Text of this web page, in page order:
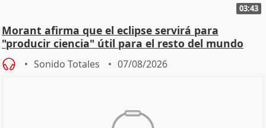
03:43
Morant afirma que el eclipse servirá para
"producir ciencia" útil para el resto del mundo
Sonido Totales 07/08/2026